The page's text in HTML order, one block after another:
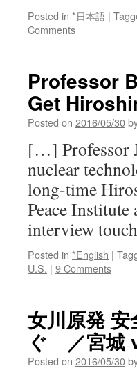
Posted in *日本語 |
Comments
Professor
Get
Posted on 2016/05/30
[…] Professor
nuclear
long-time
Peace
interview
Posted in *English |
U.S. | 9 Comments
女川原発
ぐ ／宮城
Posted on 2016/05/30